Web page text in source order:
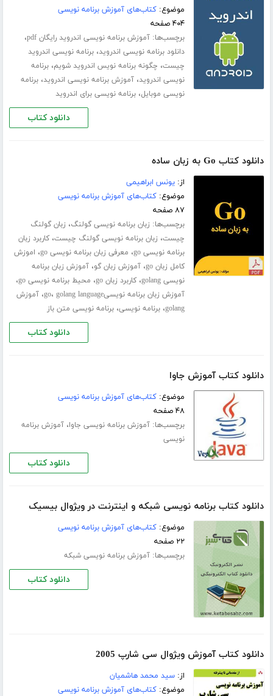
موضوع:کتاب‌های آموزش برنامه نویسی
۴۰۴ صفحه
برچسب‌ها:آموزش برنامه نویسی اندروید رایگان pdf ،
دانلود برنامه نویسی اندروید،برنامه نویسی اندروید
چیست، چگونه برنامه نویس اندروید شویم،برنامه
نویسی اندروید،آموزش برنامه نویسی اندروید،برنامه
نویسی موبایل،برنامه نویسی برای اندروید
دانلود کتاب
دانلود کتاب Go به زبان ساده
از:یونس ابراهیمی
موضوع:کتاب‌های آموزش برنامه نویسی
۸۷ صفحه
برچسب‌ها: زبان برنامه نویسی گولنگ، زبان گولنگ
چیست، زبان برنامه نویسی گولنگ چیست،کاربرد زبان
برنامه نویسی go
، معرفی زبان برنامه نویسی go ، اموزش
کامل زبان go
،آموزش زبان گو،آموزش زبان برنامه
نویسی golang
،کاربرد زبان go ، محیط برنامه نویسی go ،
آموزش زبان برنامه نویسیgo ، golang language ،آموزش
golang،برنامه نویسی،برنامه نویسی متن باز
دانلود کتاب
دانلود کتاب آموزش جاوا
موضوع:کتاب‌های آموزش برنامه نویسی
۴۸ صفحه
برچسب‌ها:آموزش برنامه نویسی جاوا،آموزش برنامه
نویسی
دانلود کتاب
دانلود کتاب برنامه نویسی شبکه و اینترنت در ویژوال بیسیک
موضوع:کتاب‌های آموزش برنامه نویسی
۲۲ صفحه
برچسب‌ها:آموزش برنامه نویسی شبکه
دانلود کتاب
دانلود کتاب آموزش ویژوال سی شارپ 2005
از:سید محمد هاشمیان
موضوع:کتاب‌های آموزش برنامه نویسی